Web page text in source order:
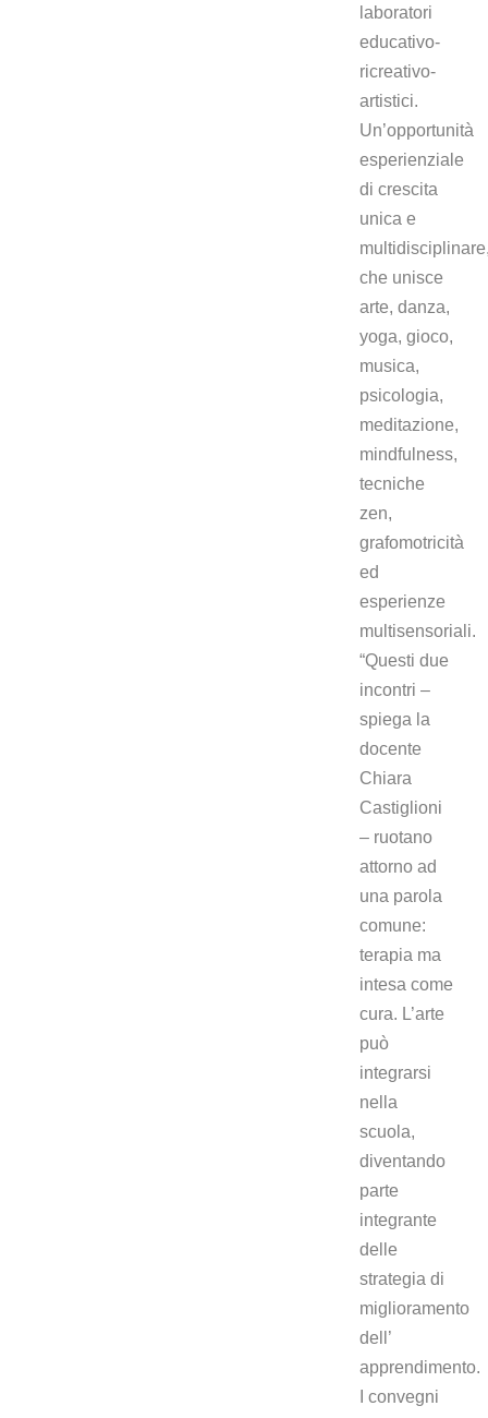
laboratori
educativo-
ricreativo-
artistici.
Un’opportunità
esperienziale
di crescita
unica e
che unisce
arte, danza,
yoga, gioco,
musica,
psicologia,
meditazione,
mindfulness,
tecniche
zen,
grafomotricità
ed
esperienze
multisensoriali.
“Questi due
incontri –
spiega la
docente
Chiara
Castiglioni
– ruotano
attorno ad
una parola
comune:
terapia ma
intesa come
cura. L’arte
può
integrarsi
nella
scuola,
diventando
parte
integrante
delle
strategia di
miglioramento
dell’
apprendimento.
I convegni